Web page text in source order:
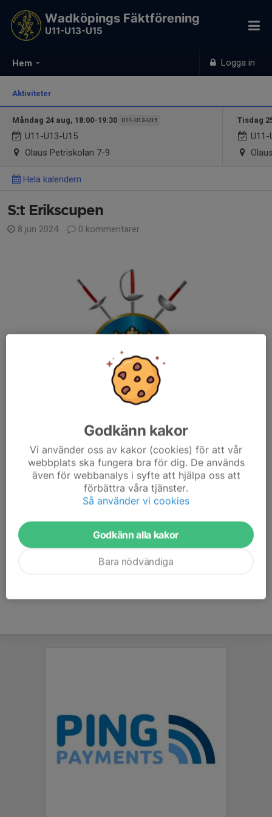
Hem Logga in
Wadköpings Fäktförening
U11-U13-U15
Aktiviteter
Måndag 24 aug, 18:00-19:30 U11-U13-U15
U11-U13-U15
Olaus Petriskolan 7-9
Tisdag
U11-
Hela kalendern
S:t Erikscupen
8 jun 2024 0 kommentarer
S:t Erikscupen är en årlig serie som genomförs för att fäktande
både syftar till att vara en spännande tävling i sig och att
fungera som en introduktion och...
Godkänn kakor
Vi använder oss av kakor (cookies) för att vår
webbplats ska fungera bra för dig. De används
även för webbanalys i syfte att hjälpa oss att
förbättra våra tjänster.
Så använder vi cookies
Godkänn alla kakor
Bara nödvändiga